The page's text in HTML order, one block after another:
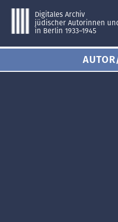
Digitales Archiv
jüdischer Autorinnen
in Berlin 1933–1945